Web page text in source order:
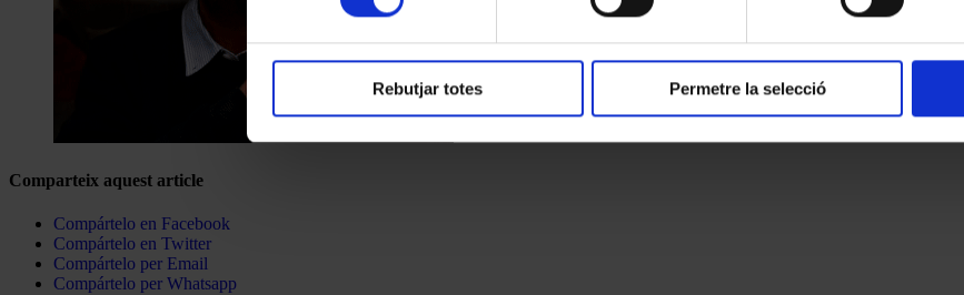
Rebutjar totes Permetre la selecció
Comparteix aquest article
Compártelo en Facebook
Compártelo en Twitter
Compártelo per Email
Compártelo per Whatsapp